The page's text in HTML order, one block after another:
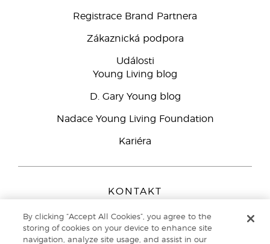
Registrace Brand Partnera
Zákaznická podpora
Události
Young Living blog
D. Gary Young blog
Nadace Young Living Foundation
Kariéra
KONTAKT
Peizerweg 97
9727 AJ Groningen
By clicking “Accept All Cookies”, you agree to the
storing of cookies on your device to enhance site
navigation, analyze site usage, and assist in our